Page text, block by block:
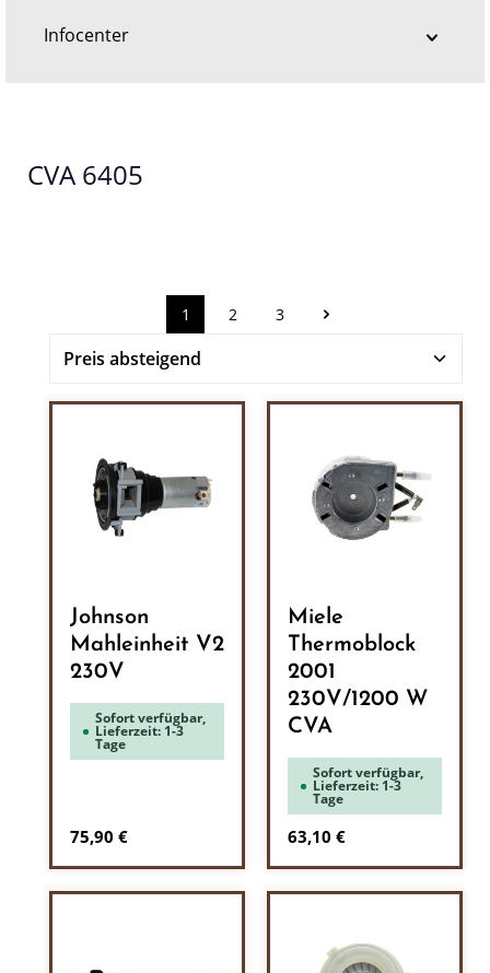
Infocenter
CVA 6405
Seite
1 Seite
2 Seite
3
Johnson
Mahleinheit V2
230V
Sofort verfügbar,
Lieferzeit: 1-3
Tage
Regulärer Preis:
75,90 €
Miele
Thermoblock
2001
230V/1200 W
CVA
Sofort verfügbar,
Lieferzeit: 1-3
Tage
Regulärer Preis:
63,10 €